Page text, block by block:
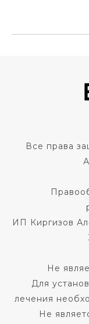
Все права
ИП Киргизов
Не
Для
лечения
Не